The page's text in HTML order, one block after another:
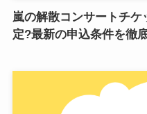
嵐の解散コンサートチ
定?最新の申込条件を徹